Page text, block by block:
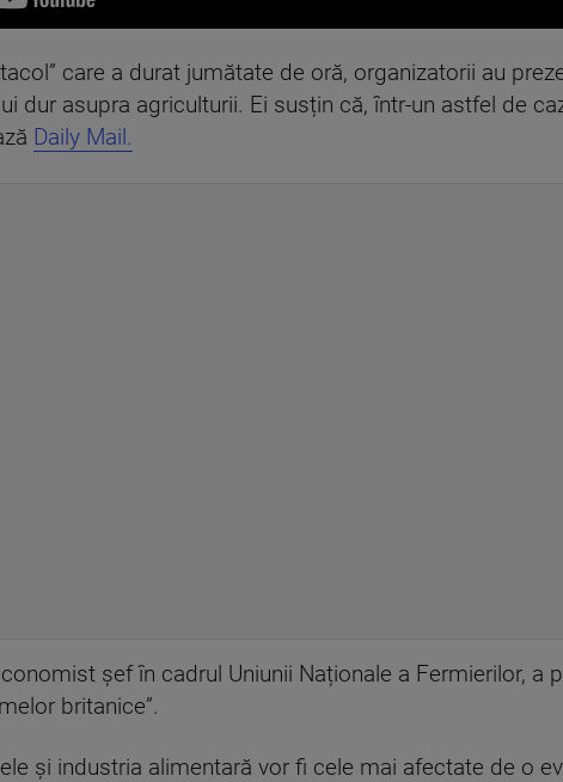
care a durat jumătate de oră, organizatorii au
dur asupra agriculturii. Ei susțin că, într-un astfel de
Daily Mail.
șef în cadrul Uniunii Naționale a Fermierilor, a
britanice”.
și industria alimentară vor fi cele mai afectate de o